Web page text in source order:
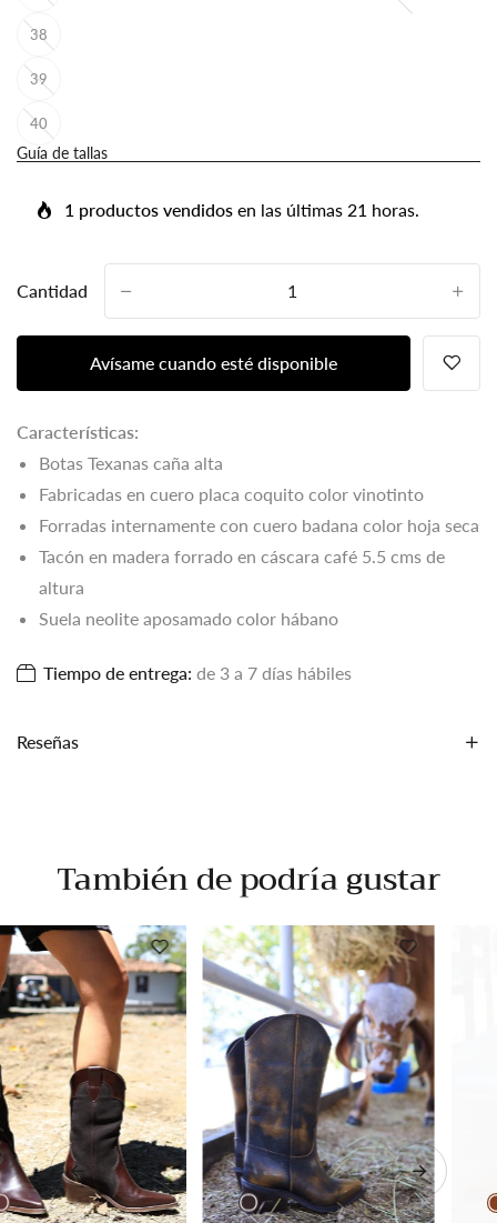
38
39
40
Guía de tallas
1 productos vendidos en las últimas 21 horas.
Cantidad
Avísame cuando esté disponible
Características:
Botas Texanas caña alta
Fabricadas en cuero placa coquito color vinotinto
Forradas internamente con cuero badana color hoja seca
Tacón en madera forrado en cáscara café 5.5 cms de
altura
Suela neolite aposamado color hábano
Tiempo de entrega: de 3 a 7 días hábiles
Reseñas
También de podría gustar